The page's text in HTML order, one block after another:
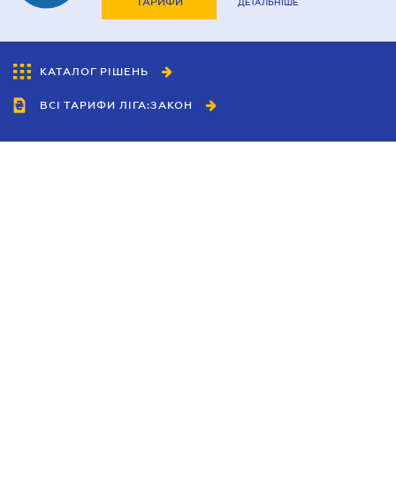
КАТАЛОГ РІШЕНЬ
ВСІ ТАРИФИ ЛІГА:ЗАКОН